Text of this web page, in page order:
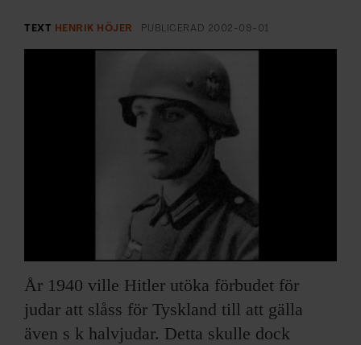
SHOP
PRENUMERERA PÅ F&F
ANNONSERA I F&F
TEXT HENRIK HÖJER PUBLICERAD 2002-09-01
År 1940 ville Hitler utöka förbudet för
judar att slåss för Tyskland till att gälla
även s k halvjudar. Detta skulle dock